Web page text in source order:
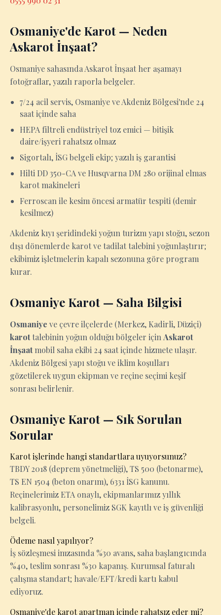
Osmaniye'de Karot — Neden
Askarot İnşaat?
Osmaniye sahasında Askarot İnşaat her aşamayı
fotoğraflar, yazılı raporla belgeler.
7/24 acil servis, Osmaniye ve Akdeniz Bölgesi'nde 24
saat içinde saha
HEPA filtreli endüstriyel toz emici — bitişik
daire/işyeri rahatsız olmaz
Sigortalı, İSG belgeli ekip; yazılı iş garantisi
Hilti DD 350-CA ve Husqvarna DM 280 orijinal elmas
karot makineleri
Ferroscan ile kesim öncesi armatür tespiti (demir
kesilmez)
Akdeniz kıyı şeridindeki yoğun turizm yapı stoğu, sezon
dışı dönemlerde karot ve tadilat talebini yoğunlaştırır;
ekibimiz işletmelerin kapalı sezonuna göre program
kurar.
Osmaniye Karot — Saha Bilgisi
Osmaniye ve çevre ilçelerde (Merkez, Kadirli, Düziçi)
karottalebinin yoğun olduğu bölgeler için Askarot
İnşaatmobil saha ekibi 24 saat içinde hizmete ulaşır.
Akdeniz Bölgesi yapı stoğu ve iklim koşulları
gözetilerek uygun ekipman ve reçine seçimi keşif
sonrası belirlenir.
Osmaniye Karot — Sık Sorulan
Sorular
Karot işlerinde hangi standartlara uyuyorsunuz?
TBDY 2018 (deprem yönetmeliği), TS 500 (betonarme),
TS EN 1504 (beton onarım), 6331 İSG kanunu.
Reçinelerimiz ETA onaylı, ekipmanlarımız yıllık
kalibrasyonlu, personelimiz SGK kayıtlı ve iş güvenliği
belgeli.
Ödeme nasıl yapılıyor?
İş sözleşmesi imzasında %30 avans, saha başlangıcında
%40, teslim sonrası %30 kapanış. Kurumsal faturalı
çalışma standart; havale/EFT/kredi kartı kabul
ediyoruz.
Osmaniye'de karot apartman içinde rahatsız eder mi?